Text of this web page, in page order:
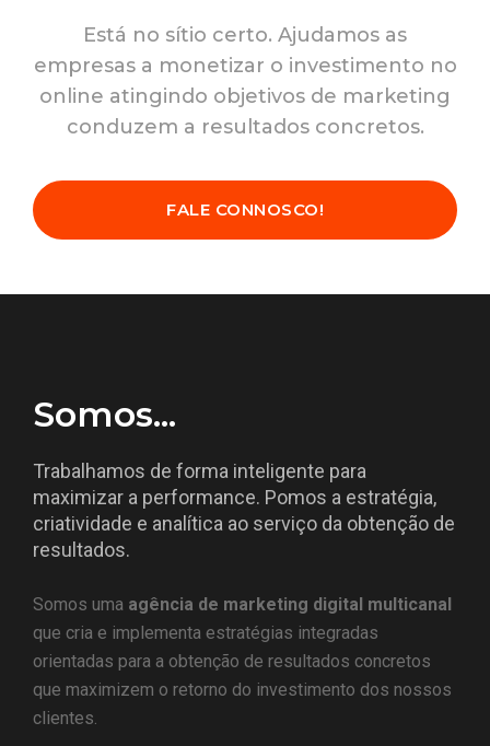
Está no sítio certo. Ajudamos as
empresas a monetizar o investimento no
online atingindo objetivos de marketing
conduzem a resultados concretos.
FALE CONNOSCO!
Somos...
Trabalhamos de forma inteligente para
maximizar a performance. Pomos a estratégia,
criatividade e analítica ao serviço da obtenção de
resultados.
Somos uma agência de marketing digital multicanal
que cria e implementa estratégias integradas
orientadas para a obtenção de resultados concretos
que maximizem o retorno do investimento dos nossos
clientes.